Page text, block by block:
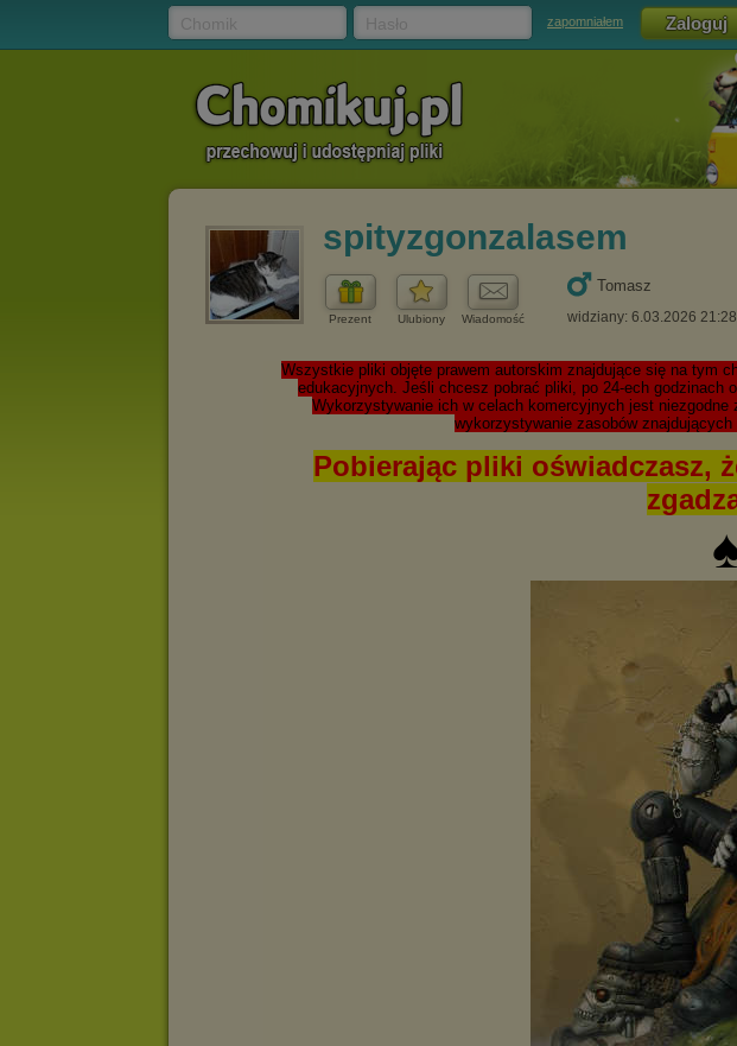
zapomniałem
spityzgonzalasem
Prezent Ulubiony Wiadomość
Tomasz
widziany: 6.03.2026 21:28